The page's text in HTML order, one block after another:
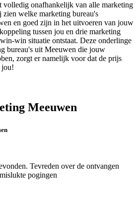
volledig onafhankelijk van alle marketing
welke marketing bureau's
en goed zijn in het uitvoeren van jouw
tussen jou en drie marketing
win situatie ontstaat. Deze onderlinge
bureau's uit Meeuwen die jouw
zorgt er namelijk voor dat de prijs
jou!
Meeuwen
Tevreden over de ontvangen
pogingen